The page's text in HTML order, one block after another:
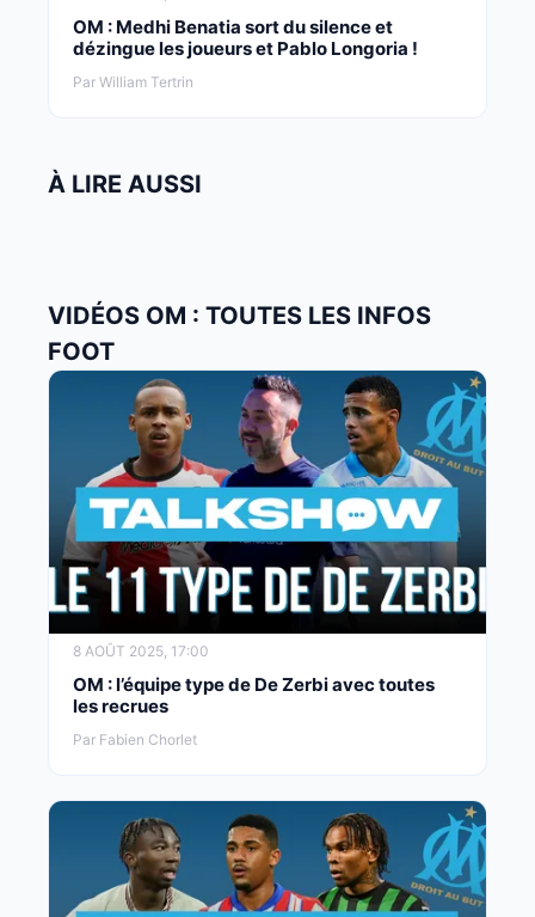
OM : Medhi Benatia sort du silence et
dézingue les joueurs et Pablo Longoria !
Par William Tertrin
À LIRE AUSSI
VIDÉOS OM : TOUTES LES INFOS
FOOT
8 AOÛT 2025, 17:00
OM : l’équipe type de De Zerbi avec toutes
les recrues
Par Fabien Chorlet